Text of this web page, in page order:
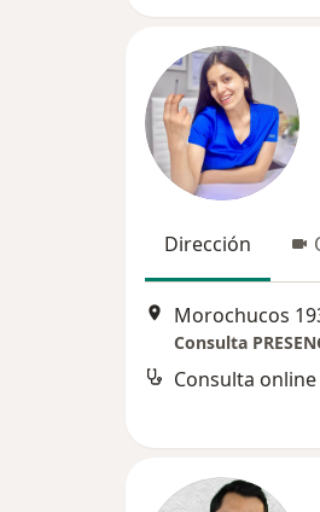
Dirección
Morochucos
Consulta
Consulta online